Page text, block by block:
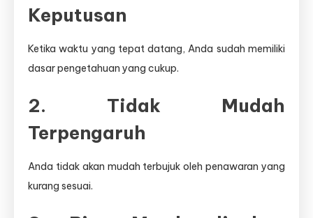
Keputusan
Ketika waktu yang tepat datang, Anda sudah memiliki
dasar pengetahuan yang cukup.
2. Tidak Mudah
Terpengaruh
Anda tidak akan mudah terbujuk oleh penawaran yang
kurang sesuai.